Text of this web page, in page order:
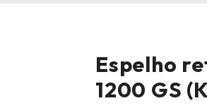
Espelho
1200 GS